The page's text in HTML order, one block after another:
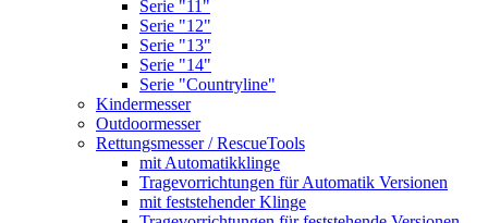
Serie "11"
Serie "12"
Serie "13"
Serie "14"
Serie "Countryline"
Kindermesser
Outdoormesser
Rettungsmesser / RescueTools
mit Automatikklinge
Tragevorrichtungen für Automatik Versionen
mit feststehender Klinge